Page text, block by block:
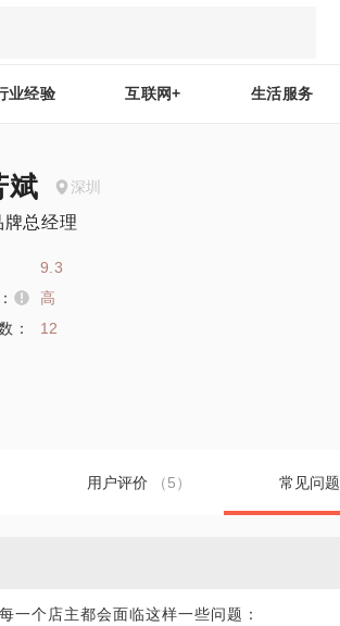
业经验 互联网+ 生活服务
斌 深圳
牌总经理
9.3
高
：
12
用户评价 （5） 常见问题
一个店主都会面临这样一些问题：